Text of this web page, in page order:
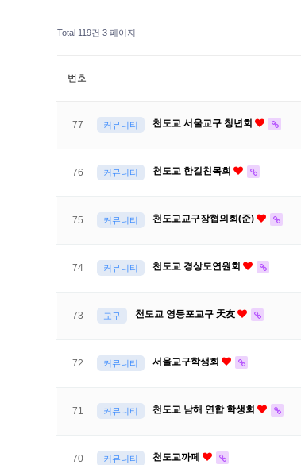
Total 119건 3 페이지
번호
77 커뮤니티 천도교 서울교구 청년회
76 커뮤니티 천도교 한길친목회
75 커뮤니티 천도교교구장협의회(준)
74 커뮤니티 천도교 경상도연원회
73 교구 천도교 영등포교구 天友
72 커뮤니티 서울교구학생회
71 커뮤니티 천도교 남해 연합 학생회
70 커뮤니티 천도교까페